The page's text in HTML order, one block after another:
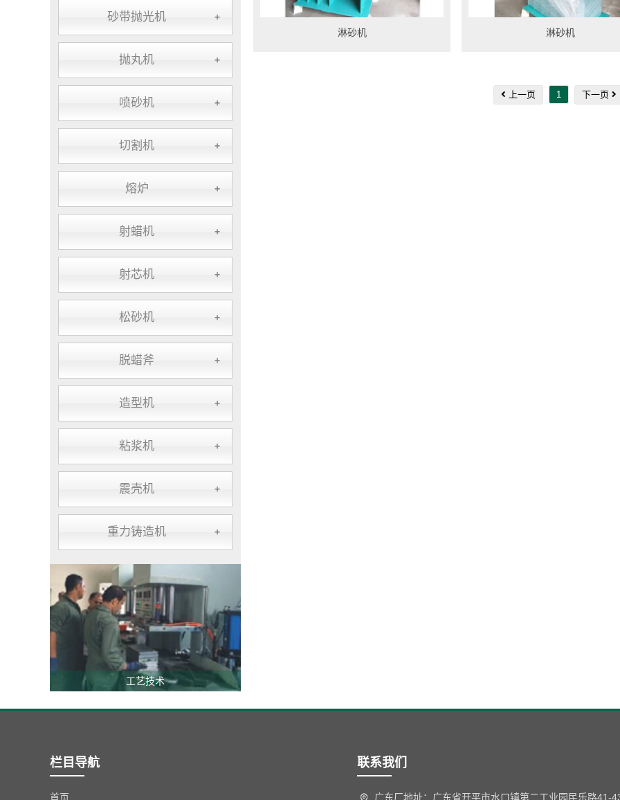
砂带抛光机 +
抛丸机 +
喷砂机 +
切割机 +
熔炉 +
射蜡机 +
射芯机 +
松砂机 +
脱蜡斧 +
造型机 +
粘浆机 +
震壳机 +
重力铸造机 +
工艺技术
淋砂机 淋砂机
上一页 1 下一页
栏目导航
首页
联系我们
广东厂地址：广东省开平市水口镇第二工业园民乐路41-